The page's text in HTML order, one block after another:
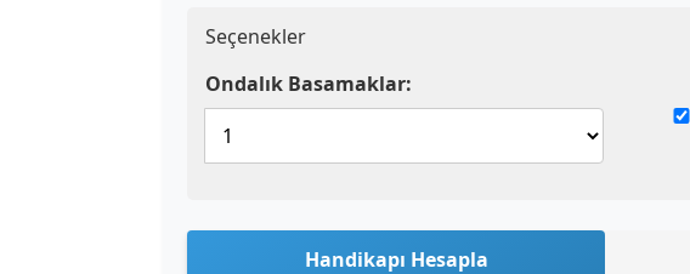
Seçenekler
Ondalık Basamaklar:
Handikapı Hesapla